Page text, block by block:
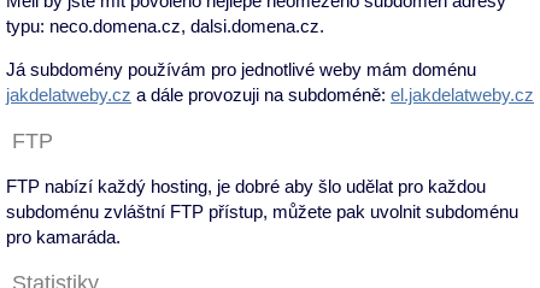
typu: neco.domena.cz, dalsi.domena.cz.
Já subdomény používám pro jednotlivé weby mám doménu
jakdelatweby.cz a dále provozuji na subdoméně: el.jakdelatweby.cz
FTP
FTP nabízí každý hosting, je dobré aby šlo udělat pro každou
subdoménu zvláštní FTP přístup, můžete pak uvolnit subdoménu
pro kamaráda.
Statistiky